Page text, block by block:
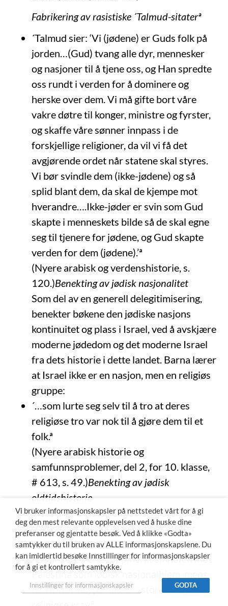
Fabrikering av rasistiske ´Talmud-sitaterª
´Talmud sier: ‘Vi (jødene) er Guds folk på
jorden…(Gud) tvang alle dyr, mennesker
og nasjoner til å tjene oss, og Han spredte
oss rundt i verden for å dominere og
herske over dem. Vi må gifte bort våre
vakre døtre til konger, ministre og fyrster,
og skaffe våre sønner innpass i de
forskjellige religioner, da vil vi få det
avgjørende ordet når statene skal styres.
Vi bør svindle dem (ikke-jødene) og så
splid blant dem, da skal de kjempe mot
hverandre….Ikke-jøder er svin som Gud
skapte i menneskets bilde så de skal egne
seg til tjenere for jødene, og Gud skapte
verden for dem (jødene).’ª
(Nyere arabisk og verdenshistorie, s.
120.)Benekting av jødisk nasjonalitet
Som del av en generell delegitimisering,
benekter bøkene den jødiske nasjons
kontinuitet og plass i Israel, ved å avskjære
moderne jødedom og det moderne Israel
fra dets historie i dette landet. Barna lærer
at Israel ikke er en nasjon, men en religiøs
gruppe:
´…som lurte seg selv til å tro at deres
religiøse tro var nok til å gjøre dem til et
folk.ª
(Nyere arabisk historie og
samfunnsproblemer, del 2, for 10. klasse,
# 613, s. 49.)Benekting av jødisk
oldtidshistorie
årtusener av israelsk-jødisk historie og
tradisjoner og 2000 med lengsel etter
hjemkomsten til Israel avfeies:
´Zionistene rettet oppmerksomheten mot
Palestina som jødisk nasjonalhjem, mens
de støttet seg på falske historiske og
Vi bruker informasjonskapsler på nettstedet vårt for å gi
deg den mest relevante opplevelsen ved å huske dine
preferanser og gjentatte besøk. Ved å klikke «Godta»
samtykker du til bruken av ALLE informasjonskapslene. Du
kan imidlertid besøke Innstillinger for informasjonskapsler
for å gi et kontrollert samtykke.
Innstillinger for informasjonskapsler GODTA